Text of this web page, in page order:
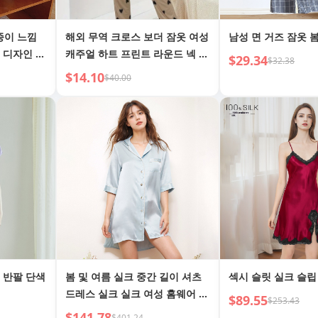
이 느낌
자인 작
해외 무역 크로스 보더 잠옷 여성
캐주얼 하트 프린트 라운드 넥 긴
팔 긴 바지 투피스 홈웨어 외출
가능
$14.10$40.00
남성 면 거즈 잠옷
$29.34$32.38
팔 단색
봄 및 여름 실크 중간 길이 셔츠
드레스 실크 실크 여성 홈웨어 잠
옷
섹시 슬릿 실크 슬
$89.55$253.43